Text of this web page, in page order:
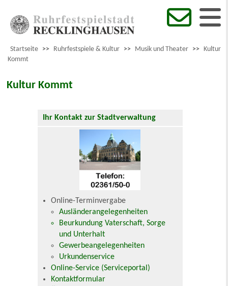
Startseite >> Ruhrfestspiele & Kultur >> Musik und Theater >> Kultur
Kommt
Kultur Kommt
Ihr Kontakt zur Stadtverwaltung
Online-Terminvergabe
Ausländerangelegenheiten
Beurkundung Vaterschaft, Sorge
und Unterhalt
Gewerbeangelegenheiten
Urkundenservice
Online-Service (Serviceportal)
Kontaktformular